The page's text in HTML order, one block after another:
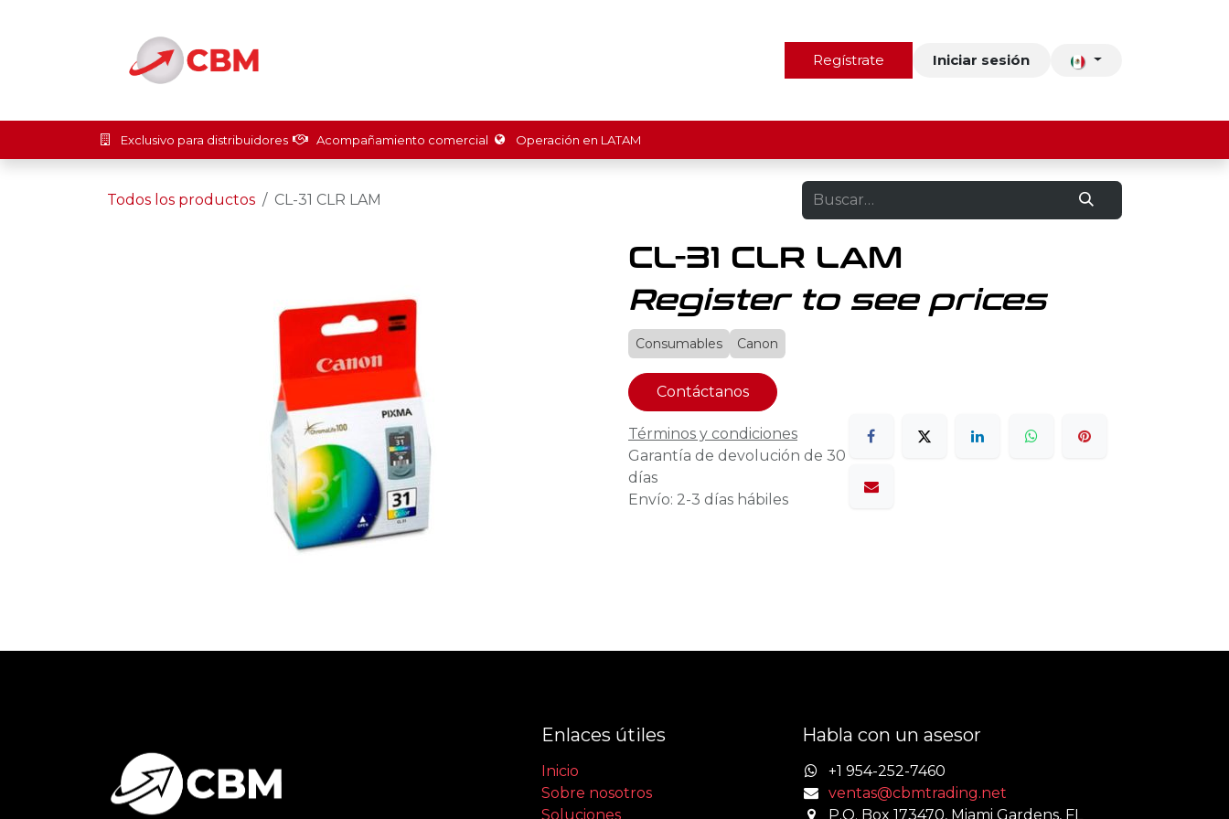
Nosotros Contacto
Regístrate Iniciar sesión
Exclusivo para distribuidores Acompañamiento comercial Operación en LATAM
Todos los productos CL-31 CLR LAM
CL-31 CLR LAM
Register to see prices
Consumables Canon
Contáctanos
Términos y condiciones
Garantía de devolución de 30
días
Envío: 2-3 días hábiles
Enlaces útiles
Inicio
Sobre nosotros
Soluciones
Habla con un asesor
+1 954-252-7460
ventas@cbmtrading.net
P.O. Box 173470, Miami Gardens, FL